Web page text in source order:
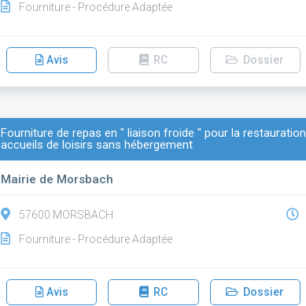
Fourniture - Procédure Adaptée
Avis RC Dossier
Fourniture de repas en " liaison froide " pour la
accueils de loisirs sans hébergement
Mairie de Morsbach
57600 MORSBACH
Fourniture - Procédure Adaptée
Avis RC Dossier